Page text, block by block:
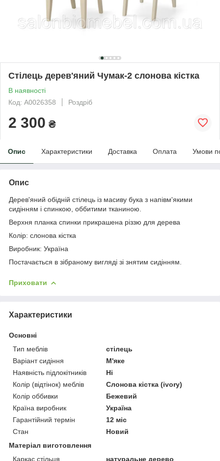
Стілець дерев'яний Чумак-2 слонова кістка
В наявності
Код: А0026358
Роздріб
2 300 ₴
Опис Характеристики Доставка Оплата Умови
Опис
Дерев'яний обідній стілець із масиву бука з напівм'якими
сидінням і спинкою, оббитими тканиною.
Верхня планка спинки прикрашена різзю для дерева
Колір: слонова кістка
Виробник: Україна
Постачається в зібраному вигляді зі знятим сидінням.
Приховати
Характеристики
Основні
Тип меблів
стілець
Варіант сидіння
М'яке
Наявність підлокітників
Ні
Колір (відтінок) меблів
Слонова кістка (ivory)
Колір оббивки
Бежевий
Країна виробник
Україна
Гарантійний термін
12 міс
Стан
Новий
Матеріал виготовлення
Каркас стільця
натуральне дерево